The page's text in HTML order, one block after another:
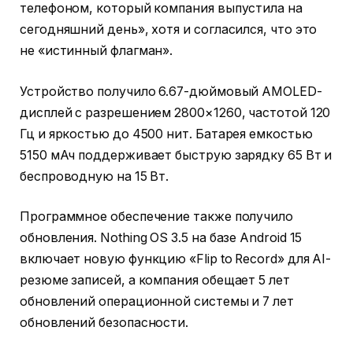
телефоном, который компания выпустила на
сегодняшний день», хотя и согласился, что это
не «истинный флагман».
Устройство получило 6.67-дюймовый AMOLED-
дисплей с разрешением 2800×1260, частотой 120
Гц и яркостью до 4500 нит. Батарея емкостью
5150 мАч поддерживает быструю зарядку 65 Вт и
беспроводную на 15 Вт.
Программное обеспечение также получило
обновления. Nothing OS 3.5 на базе Android 15
включает новую функцию «Flip to Record» для AI-
резюме записей, а компания обещает 5 лет
обновлений операционной системы и 7 лет
обновлений безопасности.